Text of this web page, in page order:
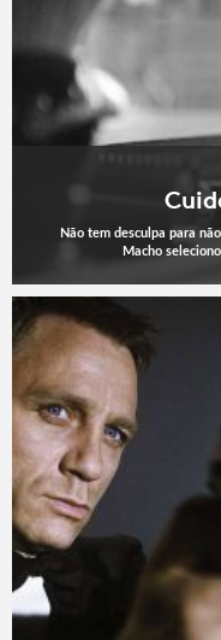
Não tem desculpa para
Macho